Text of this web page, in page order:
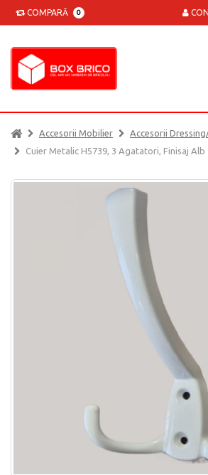
COMPARĂ 0
Accesorii Mobilier Accesorii
Cuier Metalic H5739, 3 Agatatori, Finisaj Alb